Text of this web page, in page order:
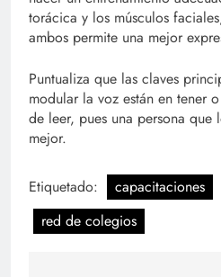
torácica y los músculos
ambos permite una mejor
Puntualiza que las claves
modular la voz están en tener
de leer, pues una persona que
mejor.
Etiquetado: capacitaciones
red de colegios